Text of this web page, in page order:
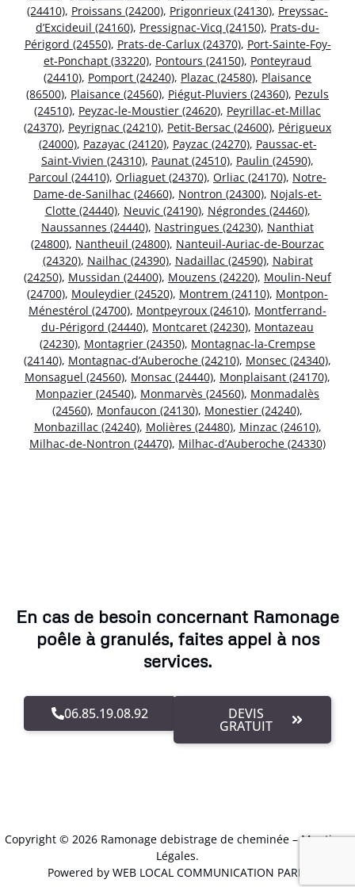
(24410), Proissans (24200), Prigonrieux (24130), Preyssac-
d’Excideuil (24160), Pressignac-Vicq (24150), Prats-du-
Périgord (24550), Prats-de-Carlux (24370), Port-Sainte-Foy-
et-Ponchapt (33220), Pontours (24150), Ponteyraud
(24410), Pomport (24240), Plazac (24580), Plaisance
(86500), Plaisance (24560), Piégut-Pluviers (24360), Pezuls
(24510), Peyzac-le-Moustier (24620), Peyrillac-et-Millac
(24370), Peyrignac (24210), Petit-Bersac (24600), Périgueux
(24000), Pazayac (24120), Payzac (24270), Paussac-et-
Saint-Vivien (24310), Paunat (24510), Paulin (24590),
Parcoul (24410), Orliaguet (24370), Orliac (24170), Notre-
Dame-de-Sanilhac (24660), Nontron (24300), Nojals-et-
Clotte (24440), Neuvic (24190), Négrondes (24460),
Naussannes (24440), Nastringues (24230), Nanthiat
(24800), Nantheuil (24800), Nanteuil-Auriac-de-Bourzac
(24320), Nailhac (24390), Nadaillac (24590), Nabirat
(24250), Mussidan (24400), Mouzens (24220), Moulin-Neuf
(24700), Mouleydier (24520), Montrem (24110), Montpon-
Ménestérol (24700), Montpeyroux (24610), Montferrand-
du-Périgord (24440), Montcaret (24230), Montazeau
(24230), Montagrier (24350), Montagnac-la-Crempse
(24140), Montagnac-d’Auberoche (24210), Monsec (24340),
Monsaguel (24560), Monsac (24440), Monplaisant (24170),
Monpazier (24540), Monmarvès (24560), Monmadalès
(24560), Monfaucon (24130), Monestier (24240),
Monbazillac (24240), Molières (24480), Minzac (24610),
Milhac-de-Nontron (24470), Milhac-d’Auberoche (24330)
En cas de besoin concernant Ramonage
poêle à granulés, faites appel à nos
services.
06.85.19.08.92 DEVIS
GRATUIT
Copyright © 2026 Ramonage debistrage de cheminée –Mentions
Légales.
Powered by WEB LOCAL COMMUNICATION PARIS